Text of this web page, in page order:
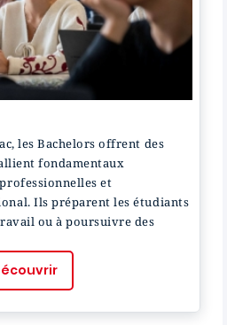
les Bachelors offrent des
fondamentaux
et
Ils préparent les étudiants
ou à poursuivre des